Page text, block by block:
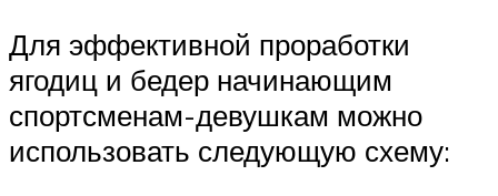
Для эффективной проработки
ягодиц и бедер начинающим
спортсменам-девушкам можно
использовать следующую схему: